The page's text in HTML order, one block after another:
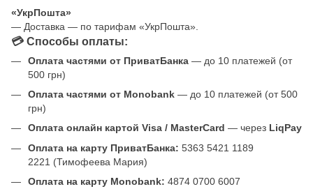
«УкрПошта»
— Доставка — по тарифам «УкрПошта».
💳 Способы оплаты:
Оплата частями от ПриватБанка — до 10 платежей (от
500 грн)
Оплата частями от Monobank — до 10 платежей (от 500
грн)
Оплата онлайн картой Visa / MasterCard — через LiqPay
Оплата на карту ПриватБанка: 5363 5421 1189
2221 (Тимофеева Мария)
Оплата на карту Monobank: 4874 0700 6007